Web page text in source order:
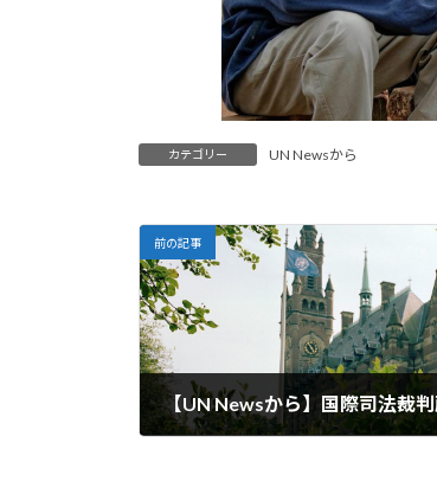
カテゴリー UN Newsから
前の記事